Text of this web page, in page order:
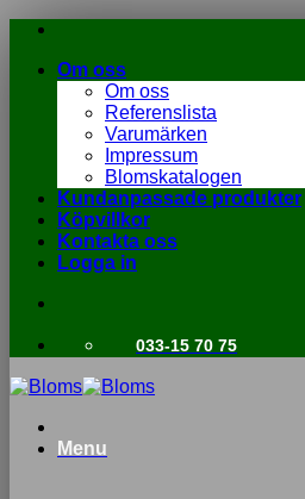
Skip
contentOm oss
Om oss
Referenslista
Varumärken
Impressum
Blomskatalogen
Kundanpassade produkter
Köpvillkor
Kontakta oss
Logga in
033-15 70 75
Menu